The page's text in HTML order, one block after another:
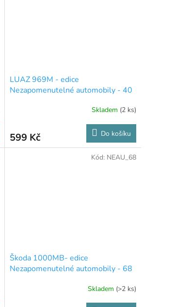
LUAZ 969M - edice
Nezapomenutelné automobily - 40
Skladem (2 ks)
599 Kč Do košíku
Škoda 1000MB- edice
Nezapomenutelné automobily - 68
Skladem (>2 ks)
Kód: NEAU_68